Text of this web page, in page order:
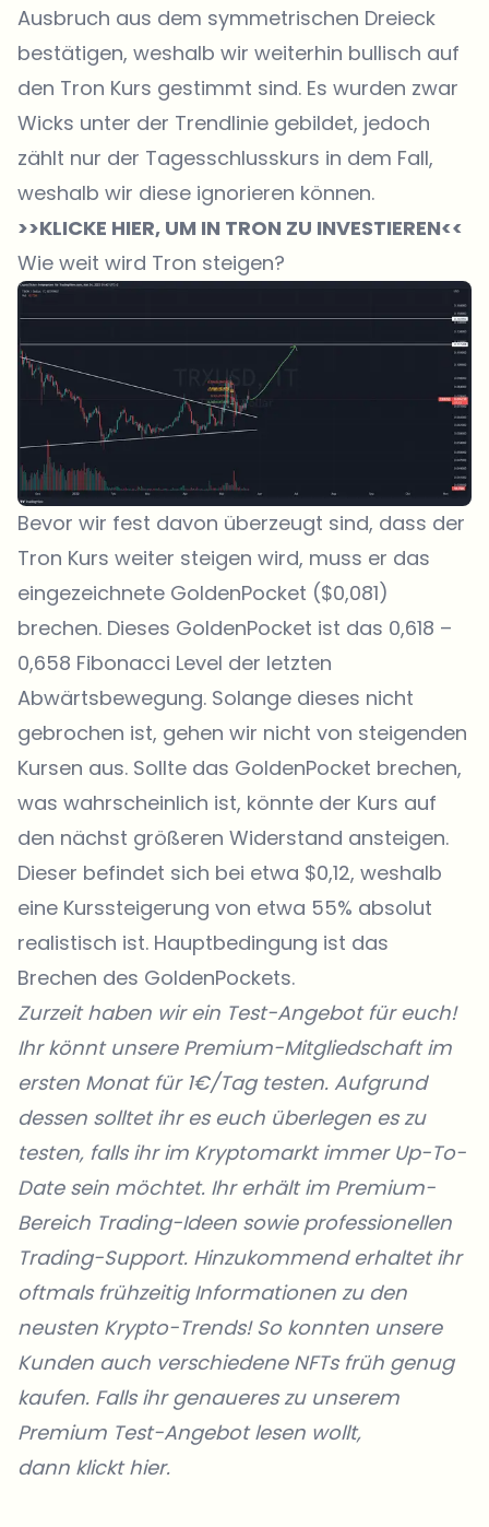
Ausbruch aus dem symmetrischen Dreieck
bestätigen, weshalb wir weiterhin bullisch auf
den Tron Kurs gestimmt sind. Es wurden zwar
Wicks unter der Trendlinie gebildet, jedoch
zählt nur der Tagesschlusskurs in dem Fall,
weshalb wir diese ignorieren können.
>>KLICKE HIER, UM IN TRON ZU INVESTIEREN<<
Wie weit wird Tron steigen?
Bevor wir fest davon überzeugt sind, dass der
Tron Kurs weiter steigen wird, muss er das
eingezeichnete GoldenPocket ($0,081)
brechen. Dieses GoldenPocket ist das 0,618 –
0,658 Fibonacci Level der letzten
Abwärtsbewegung. Solange dieses nicht
gebrochen ist, gehen wir nicht von steigenden
Kursen aus. Sollte das GoldenPocket brechen,
was wahrscheinlich ist, könnte der Kurs auf
den nächst größeren Widerstand ansteigen.
Dieser befindet sich bei etwa $0,12, weshalb
eine Kurssteigerung von etwa 55% absolut
realistisch ist. Hauptbedingung ist das
Brechen des GoldenPockets.
Zurzeit haben wir ein Test-Angebot für euch!
Ihr könnt unsere Premium-Mitgliedschaft im
ersten Monat für 1€/Tag testen. Aufgrund
dessen solltet ihr es euch überlegen es zu
testen, falls ihr im Kryptomarkt immer Up-To-
Date sein möchtet. Ihr erhält im Premium-
Bereich Trading-Ideen sowie professionellen
Trading-Support. Hinzukommend erhaltet ihr
oftmals frühzeitig Informationen zu den
neusten Krypto-Trends! So konnten unsere
Kunden auch verschiedene NFTs früh genug
kaufen. Falls ihr genaueres zu unserem
Premium Test-Angebot lesen wollt,
dann klickt hier.